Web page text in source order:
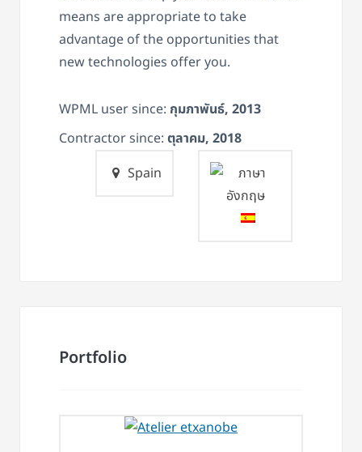
means are appropriate to take
advantage of the opportunities that
new technologies offer you.
WPML user since: กุมภาพันธ์, 2013
Contractor since: ตุลาคม, 2018
Spain
Portfolio